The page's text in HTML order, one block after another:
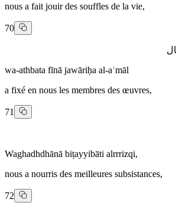
nous a fait jouir des souffles de la vie,
70
wa-athbata fīnā jawāriḥa al-aʿmāl
a fixé en nous les membres des œuvres,
71
Waghadhdhānā biṭayyibāti alrrrizqi,
nous a nourris des meilleures subsistances,
72